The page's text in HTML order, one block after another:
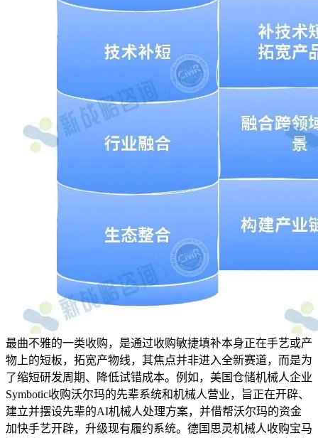
最曲不雅的一类收购，是通过收购敏捷填补本身正在手艺或产
物上的短板，拓宽产物线，其焦点并非进入全新赛道，而是为
了缩短研发周期、降低试错成本。例如，美国仓储机械人企业
Symbotic收购沃尔玛的先辈系统和机械人营业，旨正在开辟、
建立并摆设先辈的AI机械人处理方案，并借帮沃尔玛的资金
加快手艺开辟，升级现有履约系统。德国思灵机械人收购宝马